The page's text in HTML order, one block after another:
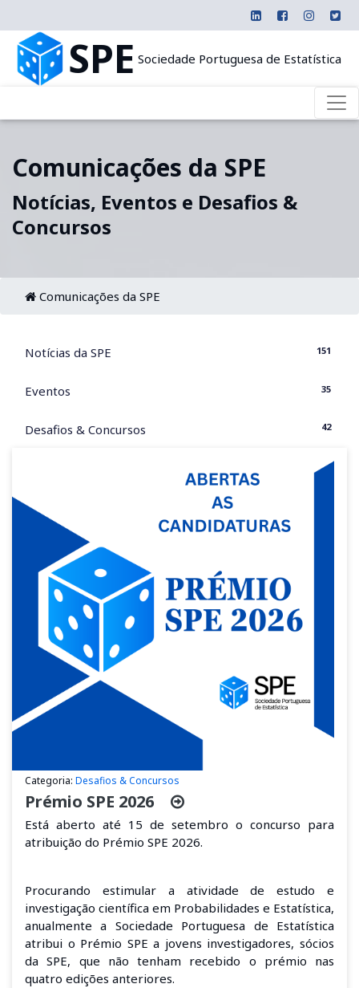
SPE Sociedade Portuguesa de Estatística
Comunicações da SPE
Notícias, Eventos e Desafios &
Concursos
Comunicações da SPE
Notícias da SPE 151
Eventos 35
Desafios & Concursos 42
Categoria: Desafios & Concursos
Prémio SPE 2026
Está aberto até 15 de setembro o concurso para
atribuição do Prémio SPE 2026.
Procurando estimular a atividade de estudo e
investigação científica em Probabilidades e Estatística,
anualmente a Sociedade Portuguesa de Estatística
atribui o Prémio SPE a jovens investigadores, sócios
da SPE, que não tenham recebido o prémio nas
quatro edições anteriores.